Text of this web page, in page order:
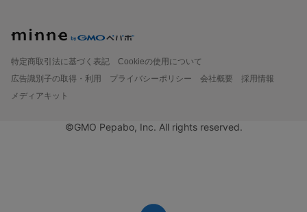
特定商取引法に基づく表記
Cookieの使用について
広告識別子の取得・利用
プライバシーポリシー 会社概要
採用情報
メディアキット
©GMO Pepabo, Inc. All rights reserved.